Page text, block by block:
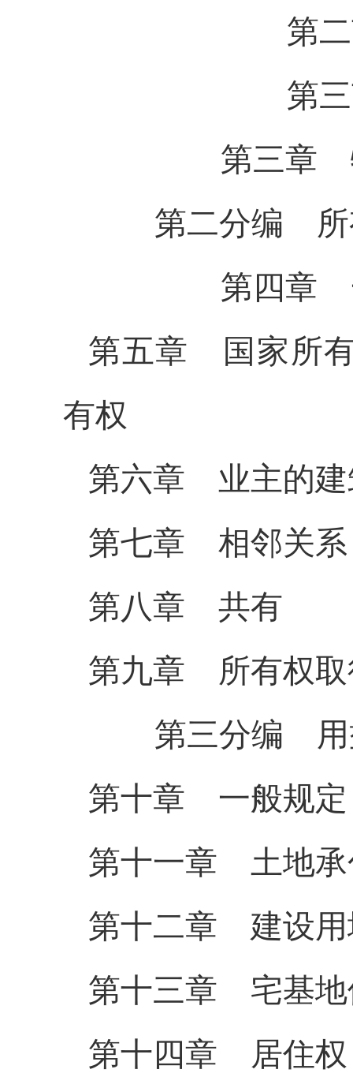
第二节
第三节
第三章 物
第二分编 所
第四章 一
第五章 国家所
有权
第六章 业主的建
第七章 相邻关系
第八章 共有
第九章 所有权取
第三分编 用
第十章 一般规定
第十一章 土地承
第十二章 建设用
第十三章 宅基地
第十四章 居住权